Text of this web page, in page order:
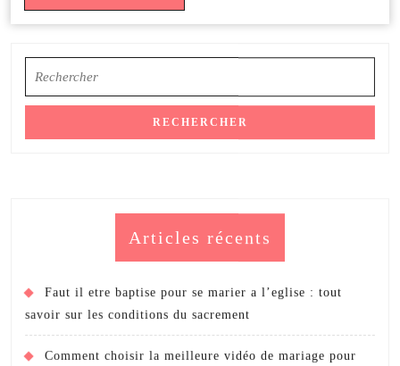
jour
de
?
SAVOIR
PLUS
for:
Articles récents
Faut il etre baptise pour se marier a l’eglise : tout
savoir sur les conditions du sacrement
Comment choisir la meilleure vidéo de mariage pour